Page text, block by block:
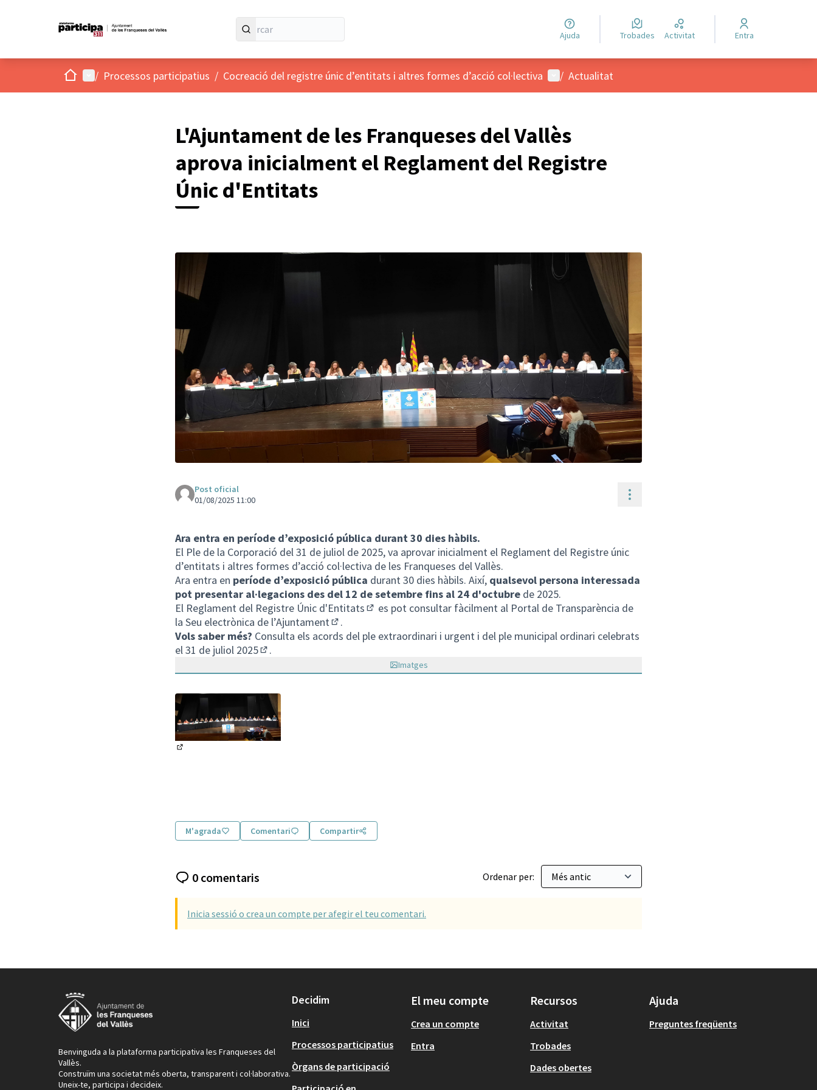
Ajuda Trobades Activitat Entra
Inici Menú principal
/ Processos participatius / Cocreació del registre únic d’entitats i altres formes d’acció col·lectiva Menú d'usuari
/ Actualitat
L'Ajuntament de les Franqueses del Vallès
aprova inicialment el Reglament del Registre
Únic d'Entitats
Post oficial
01/08/2025 11:00
Controls de recursos
Ara entra en període d’exposició pública durant 30 dies hàbils.
El Ple de la Corporació del 31 de juliol de 2025, va aprovar inicialment el Reglament del Registre únic
d’entitats i altres formes d’acció col·lectiva de les Franqueses del Vallès.
Ara entra en període d’exposició pública durant 30 dies hàbils. Així, qualsevol persona interessada
pot presentar al·legacions des del 12 de setembre fins al 24 d'octubre de 2025.
El Reglament del Registre Únic d'Entitats
(Enllaç extern)
es pot consultar fàcilment al Portal de Transparència de
la Seu electrònica de l’Ajuntament
(Enllaç extern)
.
Vols saber més? Consulta els acords del ple extraordinari i urgent i del ple municipal ordinari celebrats
el 31 de juliol 2025
.
Imatges
M'agrada Comentari Compartir
0 comentaris Ordenar per:
Inicia sessió o crea un compte per afegir el teu comentari.
Benvinguda a la plataforma participativa les Franqueses del
Vallès.
Construïm una societat més oberta, transparent i col·laborativa.
Uneix-te, participa i decideix.
Decidim
Inici
Processos participatius
Òrgans de participació
El meu compte
Crea un compte
Entra
Recursos
Activitat
Trobades
Dades obertes
Ajuda
Preguntes freqüents